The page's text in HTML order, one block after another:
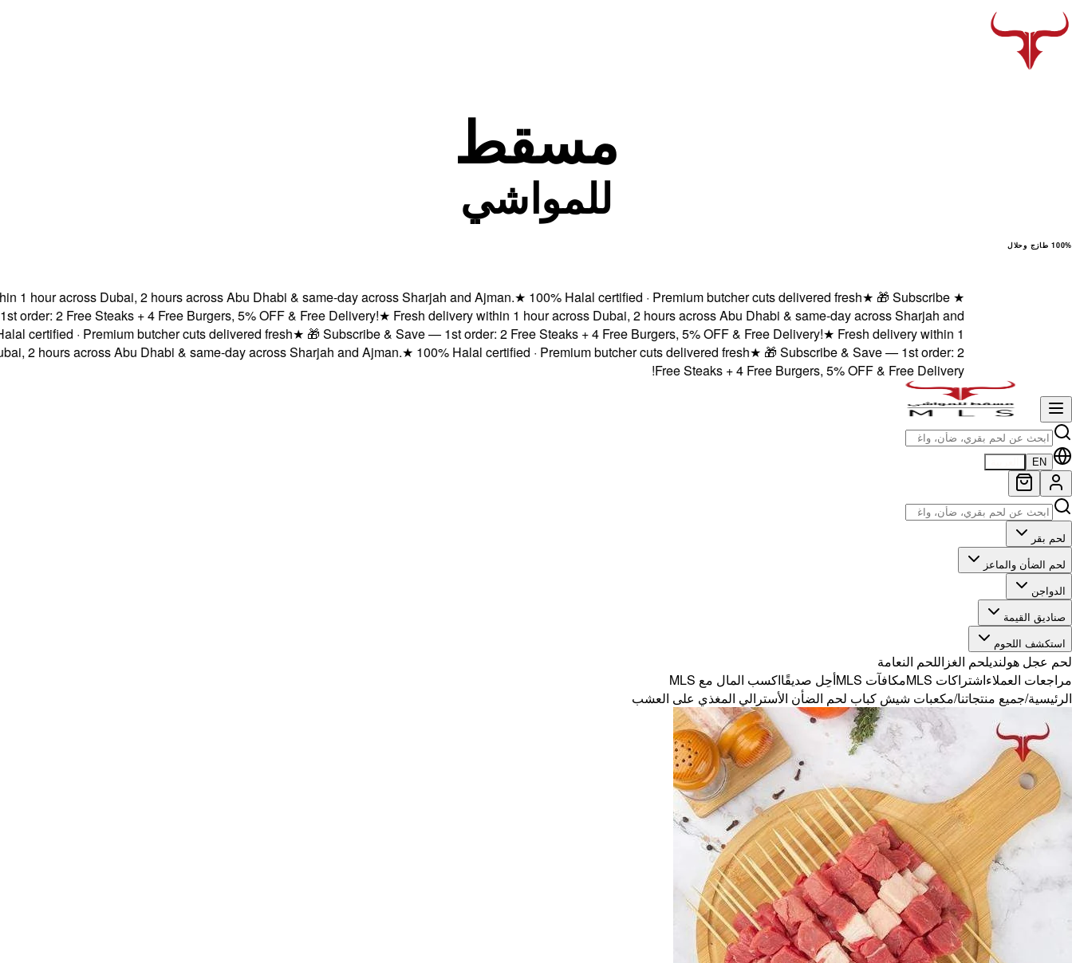
مسقط
للمواشي
100% طازج وحلال
★
across Dubai, 2 hours across Abu Dhabi & same-day across Sharjah and Ajman.★100% Halal certified · Premium butcher cuts delivered fresh★🎁 Subscribe
2 Free Steaks + 4 Free Burgers, 5% OFF & Free Delivery!★Fresh delivery within 1 hour across Dubai, 2 hours across Abu Dhabi & same-day across Sharjah and
· Premium butcher cuts delivered fresh★🎁 Subscribe & Save — 1st order: 2 Free Steaks + 4 Free Burgers, 5% OFF & Free Delivery!★Fresh delivery within 1
hours across Abu Dhabi & same-day across Sharjah and Ajman.★100% Halal certified · Premium butcher cuts delivered fresh★🎁 Subscribe & Save — 1st order: 2
Free Steaks + 4 Free Burgers, 5% OFF & Free Delivery!
EN
لحم بقر
لحم الضأن والماعز
الدواجن
صناديق القيمة
استكشف اللحوم
لحم عجل هولنديلحم الغزاللحم النعامة
مراجعات العملاءاشتراكات MLS مكافآت MLS أحِل صديقًااكسب المال مع MLS
الرئيسية/جميع منتجاتنا/مكعبات شيش كباب لحم الضأن الأسترالي المغذي على العشب